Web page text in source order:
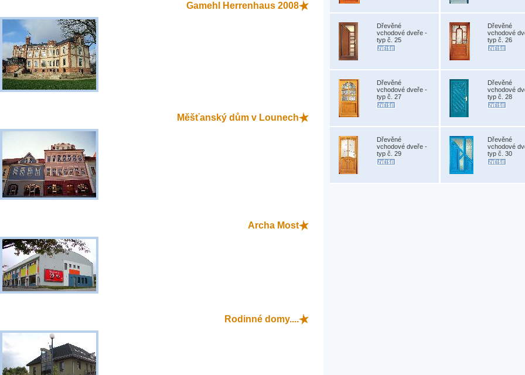
Gamehl Herrenhaus 2008
Měšťanský dům v Lounech
Archa Most
Rodinné domy....
Dřevěné
vchodové dveře -
typ č. 25
Dřevěné
vchodové
typ č. 26
Dřevěné
vchodové dveře -
typ č. 27
Dřevěné
vchodové
typ č. 28
Dřevěné
vchodové dveře -
typ č. 29
Dřevěné
vchodové
typ č. 30